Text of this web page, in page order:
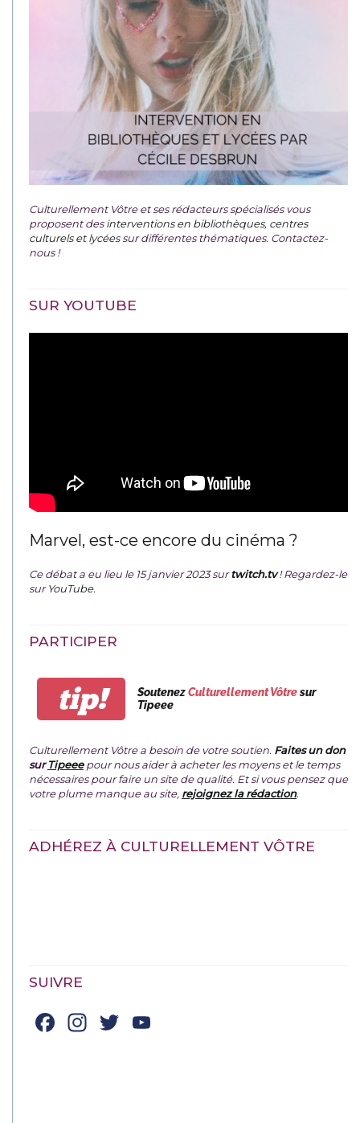
Culturellement Vôtre et ses rédacteurs spécialisés vous
proposent desinterventions en bibliothèques, centres
culturels et lycéessur différentes thématiques. Contactez-
nous !
SUR YOUTUBE
Marvel, est-ce encore du cinéma ?
Ce débat a eu lieu le 15 janvier 2023 surtwitch.tv ! Regardez-le
surYouTube.
PARTICIPER
tip! SoutenezCulturellement Vôtresur
Tipeee
Culturellement Vôtre a besoin de votre soutien. Faites un don
surTipeeepour nous aider à acheter les moyens et le temps
nécessaires pour faire un site de qualité. Et si vous pensez que
votre plume manque au site, rejoignez la rédaction.
ADHÉREZ À CULTURELLEMENT VÔTRE
SUIVRE
Facebook
Instagram
Twitter